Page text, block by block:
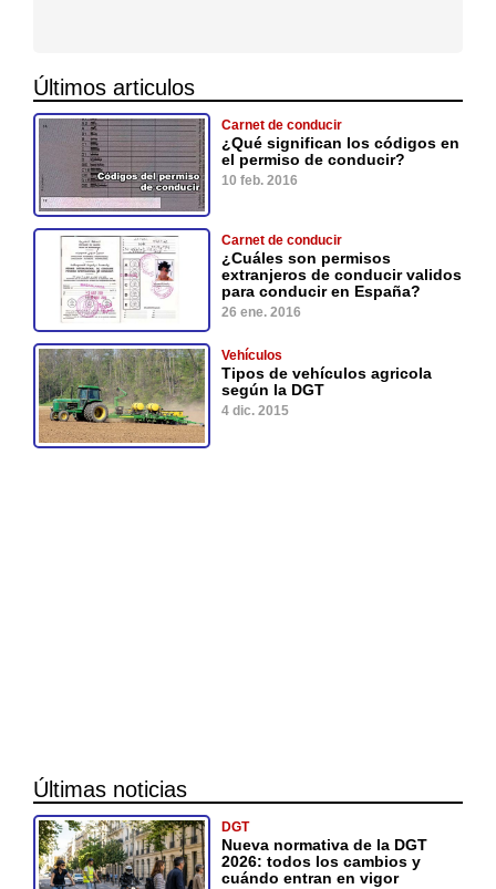
Últimos articulos
Carnet de conducir
¿Qué significan los códigos en
el permiso de conducir?
10 feb. 2016
Carnet de conducir
¿Cuáles son permisos
extranjeros de conducir validos
para conducir en España?
26 ene. 2016
Vehículos
Tipos de vehículos agricola
según la DGT
4 dic. 2015
Últimas noticias
DGT
Nueva normativa de la DGT
2026: todos los cambios y
cuándo entran en vigor